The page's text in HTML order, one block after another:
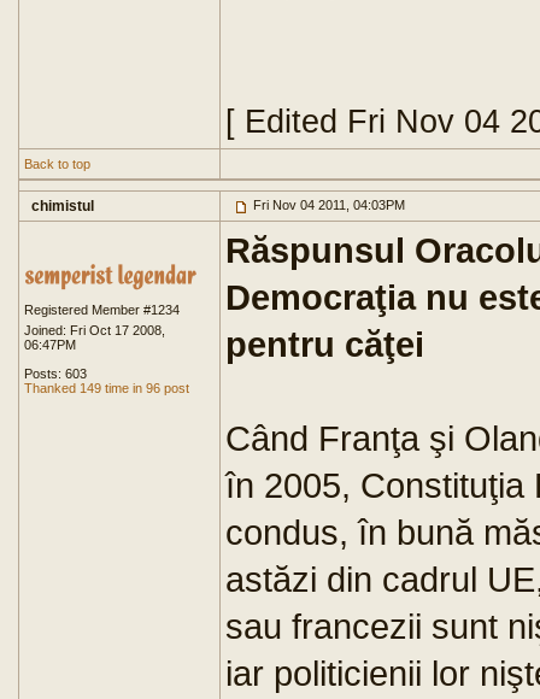
[ Edited Fri Nov 04
Back to top
chimistul Fri Nov 04 2011, 04:03PM
Registered Member #1234
Joined: Fri Oct 17 2008,
06:47PM
Posts: 603
Thanked 149 time in 96 post
Răspunsul
Democraţia nu
pentru căţei
Când Franţa şi
în 2005, Constituţia
condus, în bună
astăzi din cadrul
sau francezii sunt
iar politicienii lor